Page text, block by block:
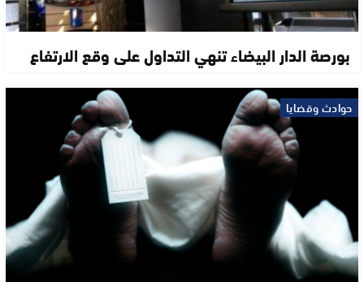
بورصة الدار البيضاء تنهي التداول على وقع الارتفاع
حوادث وقضايا